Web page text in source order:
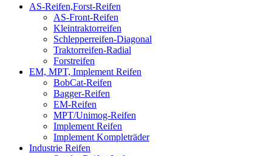
AS-Reifen,Forst-Reifen
AS-Front-Reifen
Kleintraktorreifen
Schlepperreifen-Diagonal
Traktorreifen-Radial
Forstreifen
EM, MPT, Implement Reifen
BobCat-Reifen
Bagger-Reifen
EM-Reifen
MPT/Unimog-Reifen
Implement Reifen
Implement Kompleträder
Industrie Reifen